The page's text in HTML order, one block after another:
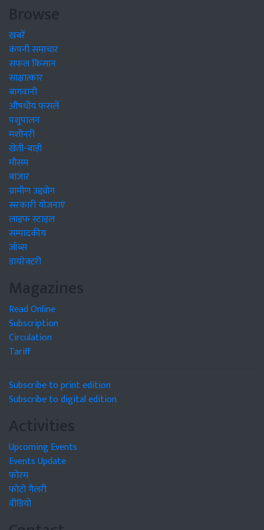
Browse
खबरें
कंपनी समाचार
सफल किसान
साक्षात्कार
बागवानी
औषधीय फसलें
पशुपालन
मशीनरी
खेती-बाड़ी
मौसम
बाजार
ग्रामीण उद्द्योग
सरकारी योजनाएं
लाइफ स्टाइल
सम्पादकीय
जॉब्स
डायरेक्टरी
Magazines
Read Online
Subscription
Circulation
Tariff
Subscribe to print edition
Subscribe to digital edition
Activities
Upcoming Events
Events Update
फोरम
फोटो गैलरी
वीडियो